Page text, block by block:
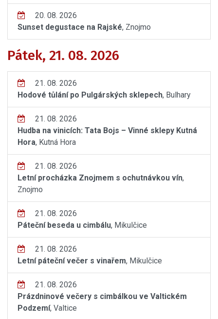
20. 08. 2026
Sunset degustace na Rajské, Znojmo
Pátek, 21. 08. 2026
21. 08. 2026
Hodové tůlání po Pulgárských sklepech, Bulhary
21. 08. 2026
Hudba na vinicích: Tata Bojs – Vinné sklepy Kutná
Hora, Kutná Hora
21. 08. 2026
Letní procházka Znojmem s ochutnávkou vín,
Znojmo
21. 08. 2026
Páteční beseda u cimbálu, Mikulčice
21. 08. 2026
Letní páteční večer s vinařem, Mikulčice
21. 08. 2026
Prázdninové večery s cimbálkou ve Valtickém
Podzemí, Valtice